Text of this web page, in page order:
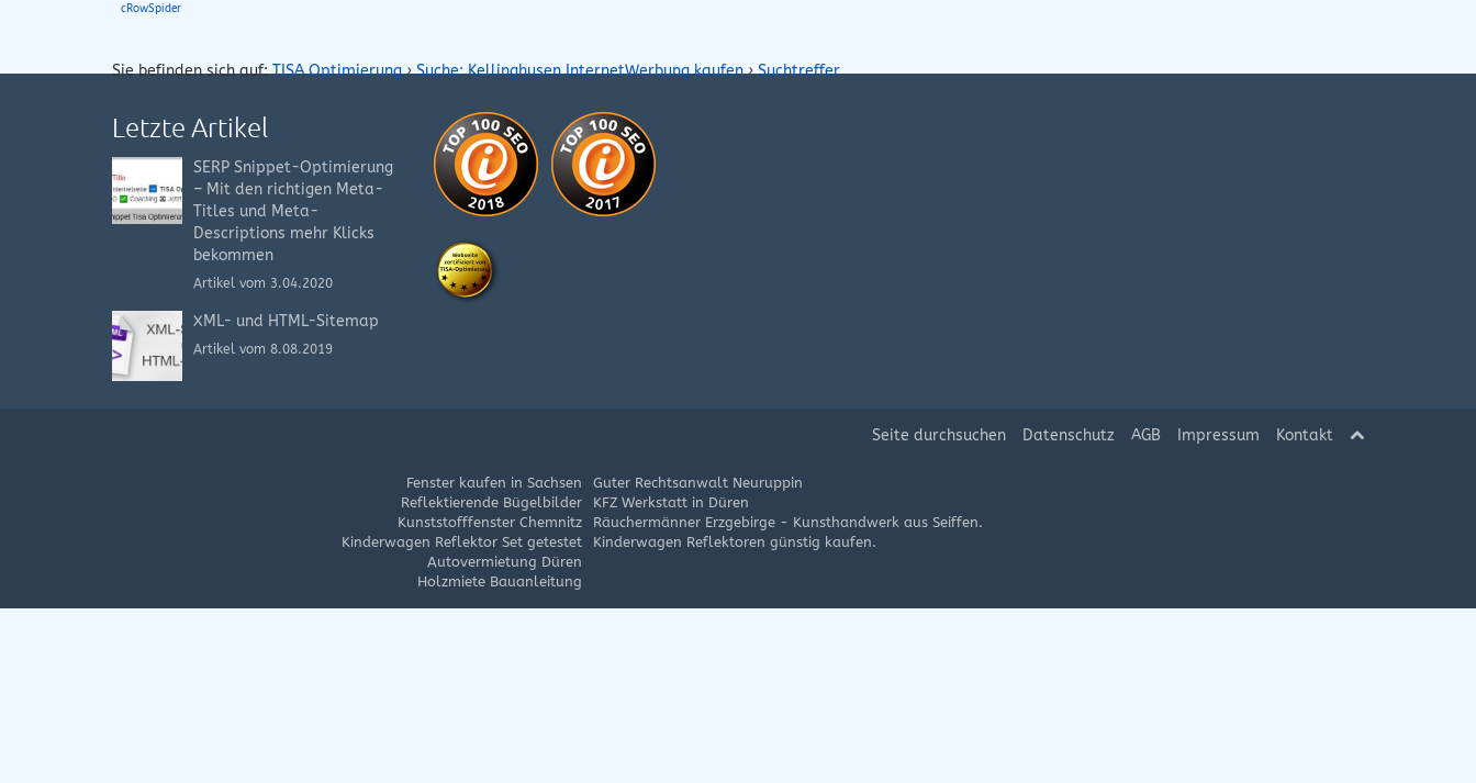
cRowSpider
Sie befinden sich auf:TISA Optimierung›Suche: Kellinghusen InternetWerbung kaufen›Suchtreffer
Letzte Artikel
SERP Snippet-Optimierung
– Mit den richtigen Meta-
Titles und Meta-
Descriptions mehr Klicks
bekommen
Artikel vom 3.04.2020
XML- und HTML-Sitemap
Artikel vom 8.08.2019
Seite durchsuchen Datenschutz AGB Impressum Kontakt
Fenster kaufen in Sachsen
Reflektierende Bügelbilder
Kunststofffenster Chemnitz
Kinderwagen Reflektor Set getestet
Autovermietung Düren
Holzmiete Bauanleitung
Guter Rechtsanwalt Neuruppin
KFZ Werkstatt in Düren
Räuchermänner Erzgebirge - Kunsthandwerk aus Seiffen.
Kinderwagen Reflektoren günstig kaufen.